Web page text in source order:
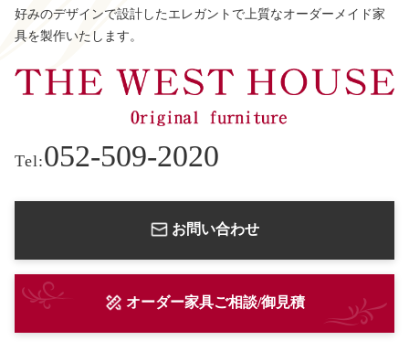
好みのデザインで設計したエレガントで上質なオーダーメイド家
具を製作いたします。
Tel:052-509-2020
お問い合わせ
オーダー家具ご相談/御見積